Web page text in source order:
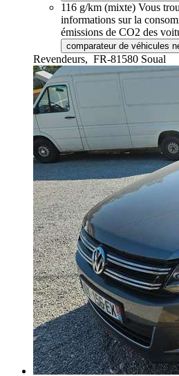
116 g/km (mixte) Vous
informations sur la
émissions de CO2 des
comparateur de véhicules
Revendeurs, FR-81580 Soual